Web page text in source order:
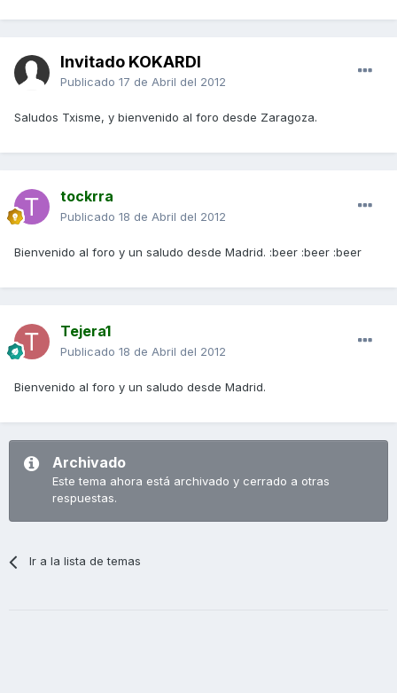
Invitado KOKARDI
Publicado 17 de Abril del 2012
Saludos Txisme, y bienvenido al foro desde Zaragoza.
tockrra
Publicado 18 de Abril del 2012
Bienvenido al foro y un saludo desde Madrid. :beer :beer :beer
Tejera1
Publicado 18 de Abril del 2012
Bienvenido al foro y un saludo desde Madrid.
Archivado
Este tema ahora está archivado y cerrado a otras
respuestas.
Ir a la lista de temas